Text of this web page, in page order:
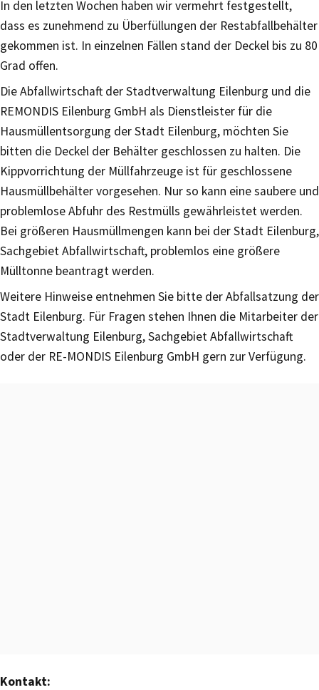
In den letzten Wochen haben wir vermehrt festgestellt,
dass es zunehmend zu Überfüllungen der Restabfallbehälter
gekommen ist. In einzelnen Fällen stand der Deckel bis zu 80
Grad offen.
Die Abfallwirtschaft der Stadtverwaltung Eilenburg und die
REMONDIS Eilenburg GmbH als Dienstleister für die
Hausmüllentsorgung der Stadt Eilenburg, möchten Sie
bitten die Deckel der Behälter geschlossen zu halten. Die
Kippvorrichtung der Müllfahrzeuge ist für geschlossene
Hausmüllbehälter vorgesehen. Nur so kann eine saubere und
problemlose Abfuhr des Restmülls gewährleistet werden.
Bei größeren Hausmüllmengen kann bei der Stadt Eilenburg,
Sachgebiet Abfallwirtschaft, problemlos eine größere
Mülltonne beantragt werden.
Weitere Hinweise entnehmen Sie bitte der Abfallsatzung der
Stadt Eilenburg. Für Fragen stehen Ihnen die Mitarbeiter der
Stadtverwaltung Eilenburg, Sachgebiet Abfallwirtschaft
oder der RE-MONDIS Eilenburg GmbH gern zur Verfügung.
Kontakt: